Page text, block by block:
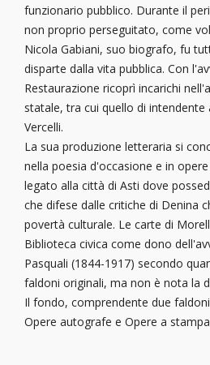
funzionario pubblico. Durante il
non proprio perseguitato, come
Nicola Gabiani, suo biografo, fu
disparte dalla vita pubblica. Con
Restaurazione ricoprì incarichi
statale, tra cui quello di intendente
Vercelli.
La sua produzione letteraria si
nella poesia d'occasione e in
legato alla città di Asti dove
che difese dalle critiche di Denina
povertà culturale. Le carte di
Biblioteca civica come dono
Pasquali (1844-1917) secondo
faldoni originali, ma non è nota la
Il fondo, comprendente due
Opere autografe e Opere a